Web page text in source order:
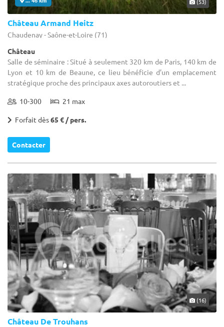
Château Armand Heitz
Chaudenay - Saône-et-Loire (71)
Château
Salle de séminaire : Situé à seulement 320 km de Paris, 140 km de
Lyon et 10 km de Beaune, ce lieu bénéficie d’un emplacement
stratégique proche des principaux axes autoroutiers et ...
10-300 21 max
Forfait dès65 € / pers.
Contacter
(16)
Château De Trouhans